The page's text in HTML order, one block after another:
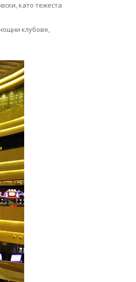
като тежеста
клубове,